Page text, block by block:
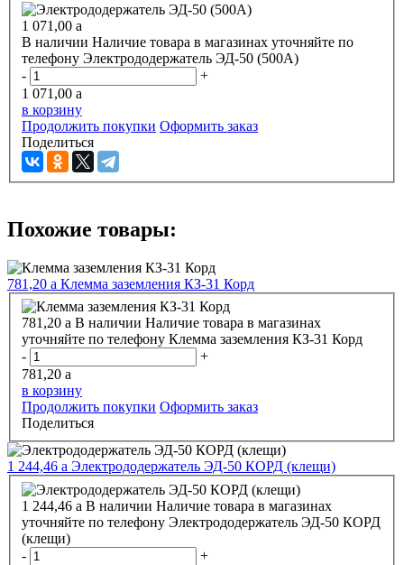
1 071,00 a
В наличии Наличие товара в магазинах уточняйте по
телефону Электрододержатель ЭД-50 (500А)
-
+
1 071,00 a
в корзину
Продолжить покупки Оформить заказ
Поделиться
Похожие товары:
781,20 a Клемма заземления КЗ-31 Корд
781,20 a В наличии Наличие товара в магазинах
уточняйте по телефону Клемма заземления КЗ-31 Корд
-
+
781,20 a
в корзину
Продолжить покупки Оформить заказ
Поделиться
1 244,46 a Электрододержатель ЭД-50 КОРД (клещи)
1 244,46 a В наличии Наличие товара в магазинах
уточняйте по телефону Электрододержатель ЭД-50 КОРД
(клещи)
-
+